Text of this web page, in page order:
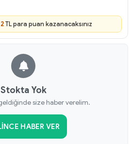
2TL para puan kazanacaksınız
Stokta Yok
size haber verelim.
HABER VER